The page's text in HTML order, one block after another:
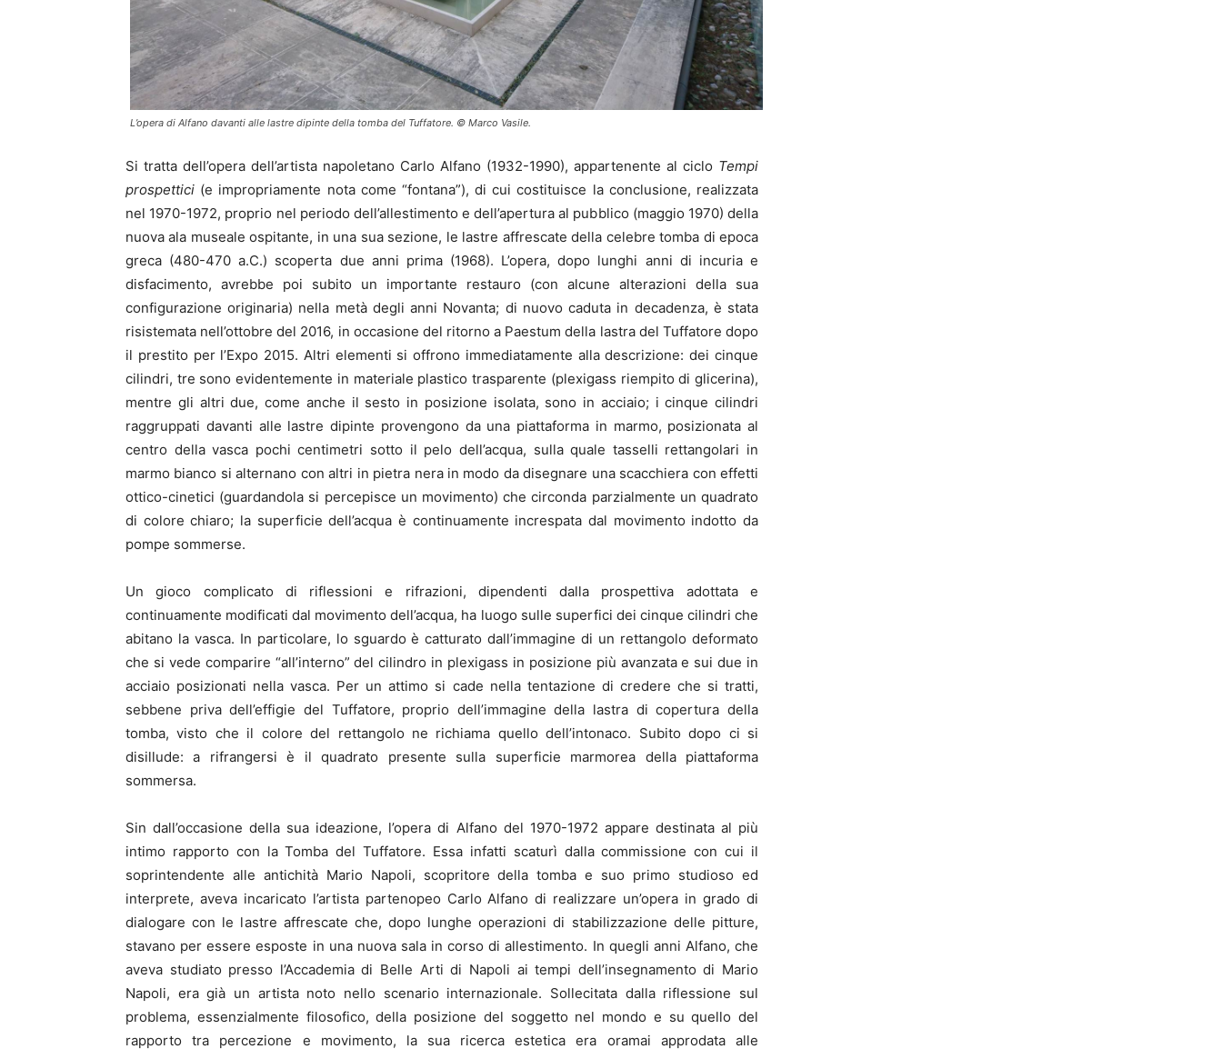
L’opera di Alfano davanti alle lastre dipinte della tomba del Tuffatore. © Marco Vasile.
Si tratta dell’opera dell’artista napoletano Carlo Alfano (1932-1990), appartenente al ciclo Tempi
prospettici (e impropriamente nota come “fontana”), di cui costituisce la conclusione, realizzata
nel 1970-1972, proprio nel periodo dell’allestimento e dell’apertura al pubblico (maggio 1970) della
nuova ala museale ospitante, in una sua sezione, le lastre affrescate della celebre tomba di epoca
greca (480-470 a.C.) scoperta due anni prima (1968). L’opera, dopo lunghi anni di incuria e
disfacimento, avrebbe poi subito un importante restauro (con alcune alterazioni della sua
configurazione originaria) nella metà degli anni Novanta; di nuovo caduta in decadenza, è stata
risistemata nell’ottobre del 2016, in occasione del ritorno a Paestum della lastra del Tuffatore dopo
il prestito per l’Expo 2015. Altri elementi si offrono immediatamente alla descrizione: dei cinque
cilindri, tre sono evidentemente in materiale plastico trasparente (plexigass riempito di glicerina),
mentre gli altri due, come anche il sesto in posizione isolata, sono in acciaio; i cinque cilindri
raggruppati davanti alle lastre dipinte provengono da una piattaforma in marmo, posizionata al
centro della vasca pochi centimetri sotto il pelo dell’acqua, sulla quale tasselli rettangolari in
marmo bianco si alternano con altri in pietra nera in modo da disegnare una scacchiera con effetti
ottico-cinetici (guardandola si percepisce un movimento) che circonda parzialmente un quadrato
di colore chiaro; la superficie dell’acqua è continuamente increspata dal movimento indotto da
pompe sommerse.
Un gioco complicato di riflessioni e rifrazioni, dipendenti dalla prospettiva adottata e
continuamente modificati dal movimento dell’acqua, ha luogo sulle superfici dei cinque cilindri che
abitano la vasca. In particolare, lo sguardo è catturato dall’immagine di un rettangolo deformato
che si vede comparire “all’interno” del cilindro in plexigass in posizione più avanzata e sui due in
acciaio posizionati nella vasca. Per un attimo si cade nella tentazione di credere che si tratti,
sebbene priva dell’effigie del Tuffatore, proprio dell’immagine della lastra di copertura della
tomba, visto che il colore del rettangolo ne richiama quello dell’intonaco. Subito dopo ci si
disillude: a rifrangersi è il quadrato presente sulla superficie marmorea della piattaforma
sommersa.
Sin dall’occasione della sua ideazione, l’opera di Alfano del 1970-1972 appare destinata al più
intimo rapporto con la Tomba del Tuffatore. Essa infatti scaturì dalla commissione con cui il
soprintendente alle antichità Mario Napoli, scopritore della tomba e suo primo studioso ed
interprete, aveva incaricato l’artista partenopeo Carlo Alfano di realizzare un’opera in grado di
dialogare con le lastre affrescate che, dopo lunghe operazioni di stabilizzazione delle pitture,
stavano per essere esposte in una nuova sala in corso di allestimento. In quegli anni Alfano, che
aveva studiato presso l’Accademia di Belle Arti di Napoli ai tempi dell’insegnamento di Mario
Napoli, era già un artista noto nello scenario internazionale. Sollecitata dalla riflessione sul
problema, essenzialmente filosofico, della posizione del soggetto nel mondo e su quello del
rapporto tra percezione e movimento, la sua ricerca estetica era oramai approdata alle